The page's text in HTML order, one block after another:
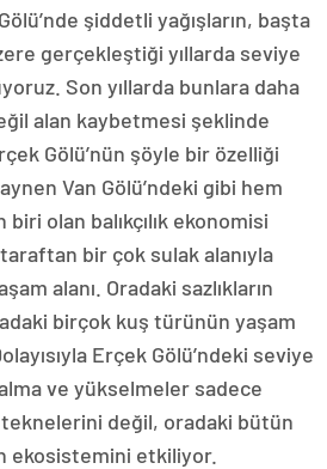
şiddetli yağışların, başta
gerçekleştiği yıllarda seviye
Son yıllarda bunlara daha
alan kaybetmesi şeklinde
Gölü’nün şöyle bir özelliği
Van Gölü’ndeki gibi hem
olan balıkçılık ekonomisi
bir çok sulak alanıyla
alanı. Oradaki sazlıkların
birçok kuş türünün yaşam
Erçek Gölü’ndeki seviye
ve yükselmeler sadece
teknelerini değil, oradaki bütün
ekosistemini etkiliyor.